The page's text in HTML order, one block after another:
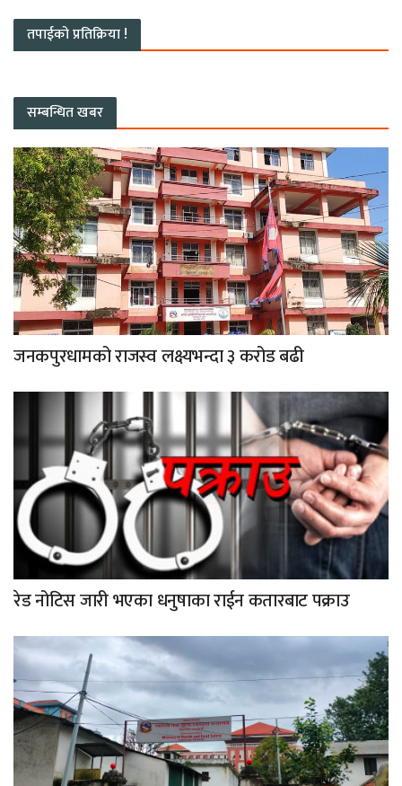
तपाईको प्रतिक्रिया !
सम्बन्धित खबर
जनकपुरधामको राजस्व लक्ष्यभन्दा ३ करोड बढी
रेड नोटिस जारी भएका धनुषाका राईन कतारबाट पक्राउ